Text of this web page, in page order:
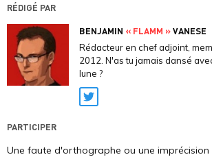
RÉDIGÉ PAR
BENJAMIN « FLAMM »VANESE
Rédacteur en chef adjoint,
2012. N'as tu jamais dansé
lune ?
Twitter
PARTICIPER
Une faute d'orthographe ou une imprécision